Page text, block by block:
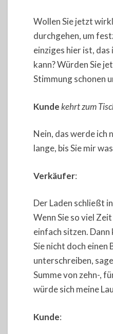
Wollen Sie jetzt
durchgehen, um
einziges hier ist,
kann? Würden Sie
Stimmung schonen
Kundekehrt zum
Nein, das werde ich
lange, bis Sie mir
Verkäufer:
Der Laden schließt
Wenn Sie so viel
einfach sitzen.
Sie nicht doch
unterschreiben,
Summe von zehn-,
würde sich meine
Kunde: